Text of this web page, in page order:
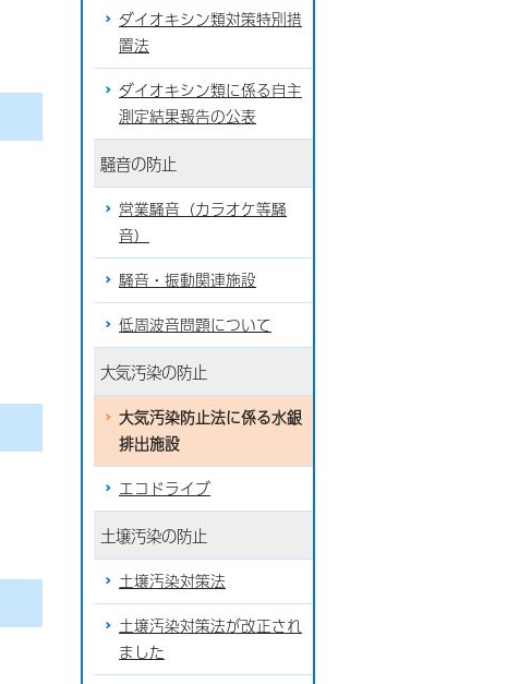
ダイオキシン類対策特別措
置法
ダイオキシン類に係る自主
測定結果報告の公表
騒音の防止
営業騒音（カラオケ等騒
音）
騒音・振動関連施設
低周波音問題について
大気汚染の防止
大気汚染防止法に係る水銀
排出施設
エコドライブ
土壌汚染の防止
土壌汚染対策法
土壌汚染対策法が改正され
ました